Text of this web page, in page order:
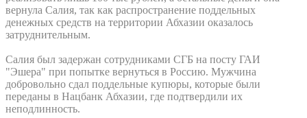
вернула Салия, так как распространение поддельных
денежных средств на территории Абхазии оказалось
затруднительным.
Салия был задержан сотрудниками СГБ на посту ГАИ
"Эшера" при попытке вернуться в Россию. Мужчина
добровольно сдал поддельные купюры, которые были
переданы в Нацбанк Абхазии, где подтвердили их
неподлинность.